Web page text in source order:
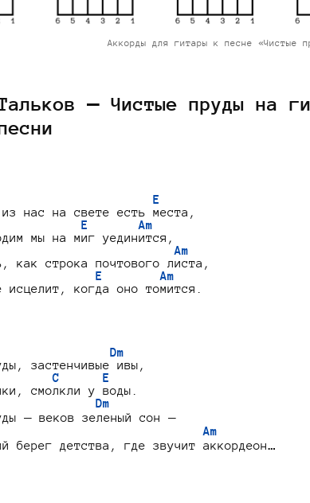
Аккорды для гитары к песне «Чистые
— Чистые пруды на
E
нас на свете есть места,
E       Am
мы на миг уединится,
Am
как строка почтового листа,
E        Am
исцелит, когда оно томится.
Dm
застенчивые ивы,
C      E
смолкли у воды.
Dm
— веков зеленый сон —
Am
берег детства, где звучит аккордеон…